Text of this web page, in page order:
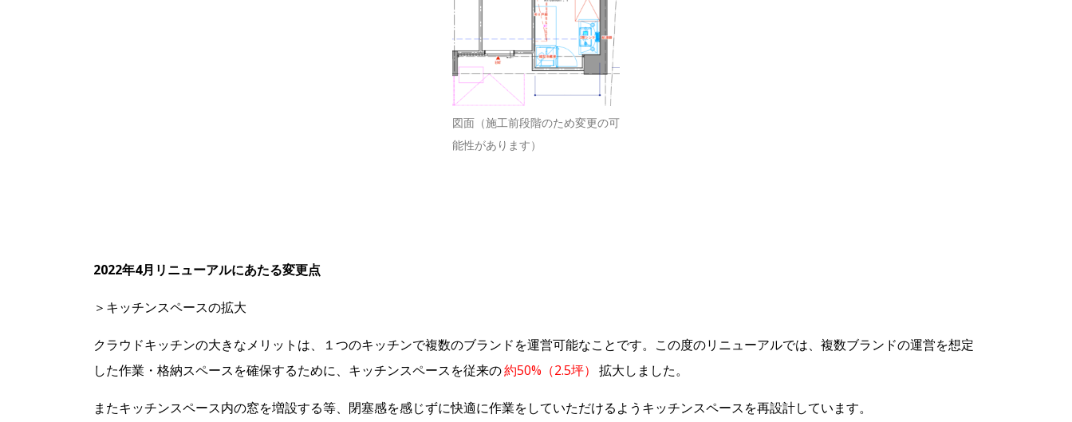
図面（施工前段階のため変更の可
能性があります）
2022年4月リニューアルにあたる変更点
＞キッチンスペースの拡大
クラウドキッチンの大きなメリットは、１つのキッチンで複数のブランドを運営可能なことです。この度のリニューアルでは、複数ブランドの運営を想定
した作業・格納スペースを確保するために、キッチンスペースを従来の約50%（2.5坪） 拡大しました。
またキッチンスペース内の窓を増設する等、閉塞感を感じずに快適に作業をしていただけるようキッチンスペースを再設計しています。